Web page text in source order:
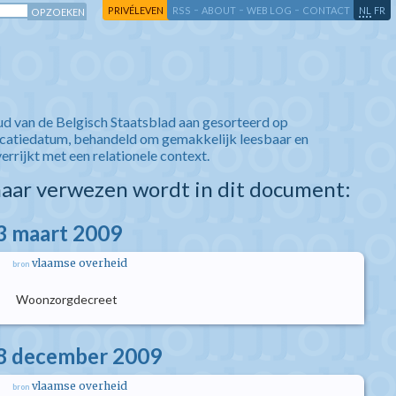
PRIVÉLEVEN RSS - ABOUT - WEB LOG - CONTACT NL FR
van de Belgisch Staatsblad aan gesorteerd op
behandeld om gemakkelijk leesbaar en
met een relationele context.
verwezen wordt in dit document:
maart 2009
bron vlaamse overheid
Woonzorgdecreet
december 2009
bron vlaamse overheid